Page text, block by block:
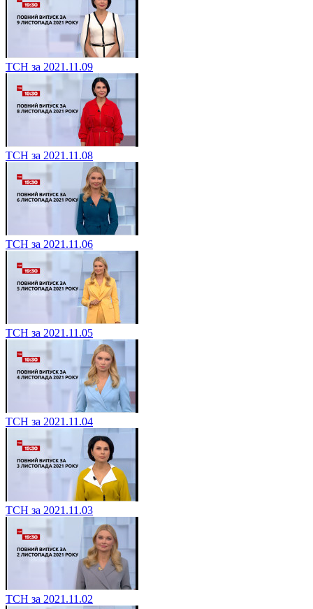
ТСН за 2021.11.09
ТСН за 2021.11.08
ТСН за 2021.11.06
ТСН за 2021.11.05
ТСН за 2021.11.04
ТСН за 2021.11.03
ТСН за 2021.11.02